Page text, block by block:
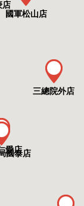
國軍松山店
三總院外店
國泰店
愛店
店